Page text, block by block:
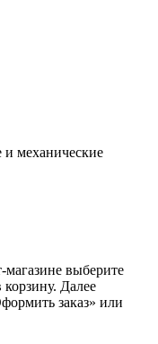
и механические
выберите
Далее
заказ» или